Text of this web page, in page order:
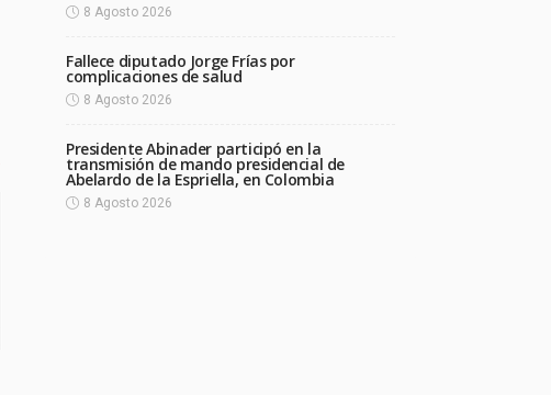
8 Agosto 2026
Fallece diputado Jorge Frías por
complicaciones de salud
8 Agosto 2026
Presidente Abinader participó en la
transmisión de mando presidencial de
Abelardo de la Espriella, en Colombia
8 Agosto 2026